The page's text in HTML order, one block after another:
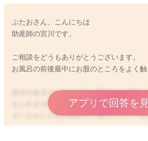
ぶたおさん、こんにちは
助産師の宮川です。
ご相談をどうもありがとうございます。
お風呂の前後最中にお股のところをよく触
赤みがあるということで、気になって触っ
もしれませんね。
またおちんちんの存在にも気づいたことも
ともあるかもしれません。
アプリで回答を